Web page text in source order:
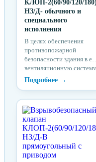
КЛОП-2(60/90/120/
НЗ/Д- обычного и
специального
исполнения
В целях обеспечения
противопожарной
безопасности здания в его
вентиляционную систему
монтируют
огнезадерживающие
заслонка клапана
параллельна системе и не
препятствует
воздушному потоку. В
закрытом –
перпендикулярна, что не